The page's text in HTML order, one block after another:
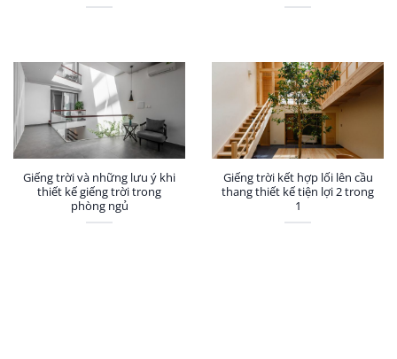
Giếng trời và những lưu ý khi
thiết kế giếng trời trong
phòng ngủ
Giếng trời kết hợp lối lên cầu
thang thiết kế tiện lợi 2 trong
1